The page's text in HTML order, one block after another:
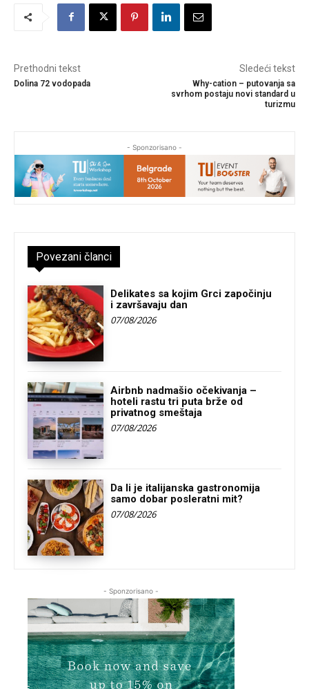
Prethodni tekst
Dolina 72 vodopada
Sledeći tekst
Why-cation – putovanja sa
svrhom postaju novi standard u
turizmu
- Sponzorisano -
Povezani članci
Delikates sa kojim Grci započinju
i završavaju dan
07/08/2026
Airbnb nadmašio očekivanja –
hoteli rastu tri puta brže od
privatnog smeštaja
07/08/2026
Da li je italijanska gastronomija
samo dobar posleratni mit?
07/08/2026
- Sponzorisano -